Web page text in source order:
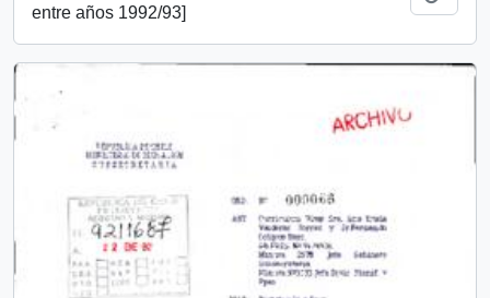
entre años 1992/93]